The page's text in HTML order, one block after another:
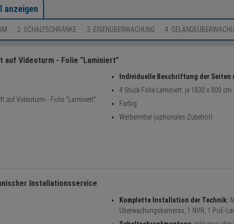
anzeigen
2. SCHALTSCHRÄNKE 3. EIGENÜBERWACHUNG 4.
auf Videoturm - Folie "Laminiert"
Individuelle Beschriftung der Seiten
4 Stück Folie Laminiert: je 1830 x 800 cm
Farbig
Werbemittel (optionales Zubehör)
Installationsservice
Komplette Installation der Technik:
Überwachungskameras, 1 NVR, 1 PoE-